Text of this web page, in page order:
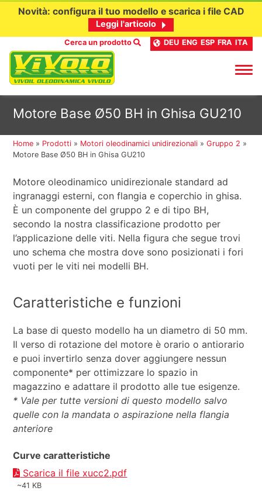
Novità: configura il tuo modello e scarica i file CAD
Leggi l'articolo
Cerca un prodotto DEU ENG ESP FRA ITA
Motore Base Ø50 BH in Ghisa GU210
Home » Prodotti » Motori oleodinamici unidirezionali »Gruppo 2 »
Motore Base Ø50 BH in Ghisa GU210
Motore oleodinamico unidirezionale standard ad
ingranaggi esterni, con flangia e coperchio in ghisa.
È un componente del gruppo 2 e di tipo BH,
secondo la nostra classificazione prodotto per
l’applicazione delle viti. Nella figura che segue trovi
uno schema che mostra dove sono posizionati i fori
vuoti per le viti nei modelli BH.
Caratteristiche e funzioni
La base di questo modello ha un diametro di 50 mm.
Il verso di rotazione del motore è orario o antiorario
e puoi invertirlo senza dover aggiungere nessun
componente* per ottimizzare lo spazio in
magazzino e adattare il prodotto alle tue esigenze.
* Vale per tutte versioni di questo modello salvo
quelle con la mandata o aspirazione nella flangia
anteriore
Curve caratteristiche
Scarica il file xucc2.pdf
~41 KB